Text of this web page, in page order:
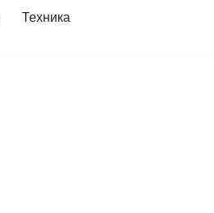
Техника